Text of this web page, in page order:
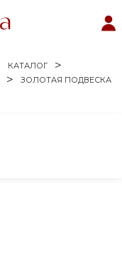
КАТАЛОГ
ЗОЛОТАЯ ПОДВЕСКА